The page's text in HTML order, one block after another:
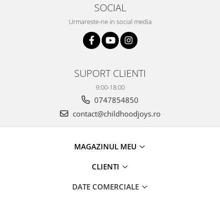
SOCIAL
Urmareste-ne in social media
SUPORT CLIENTI
9:00-18:00
0747854850
contact@childhoodjoys.ro
MAGAZINUL MEU
CLIENTI
DATE COMERCIALE